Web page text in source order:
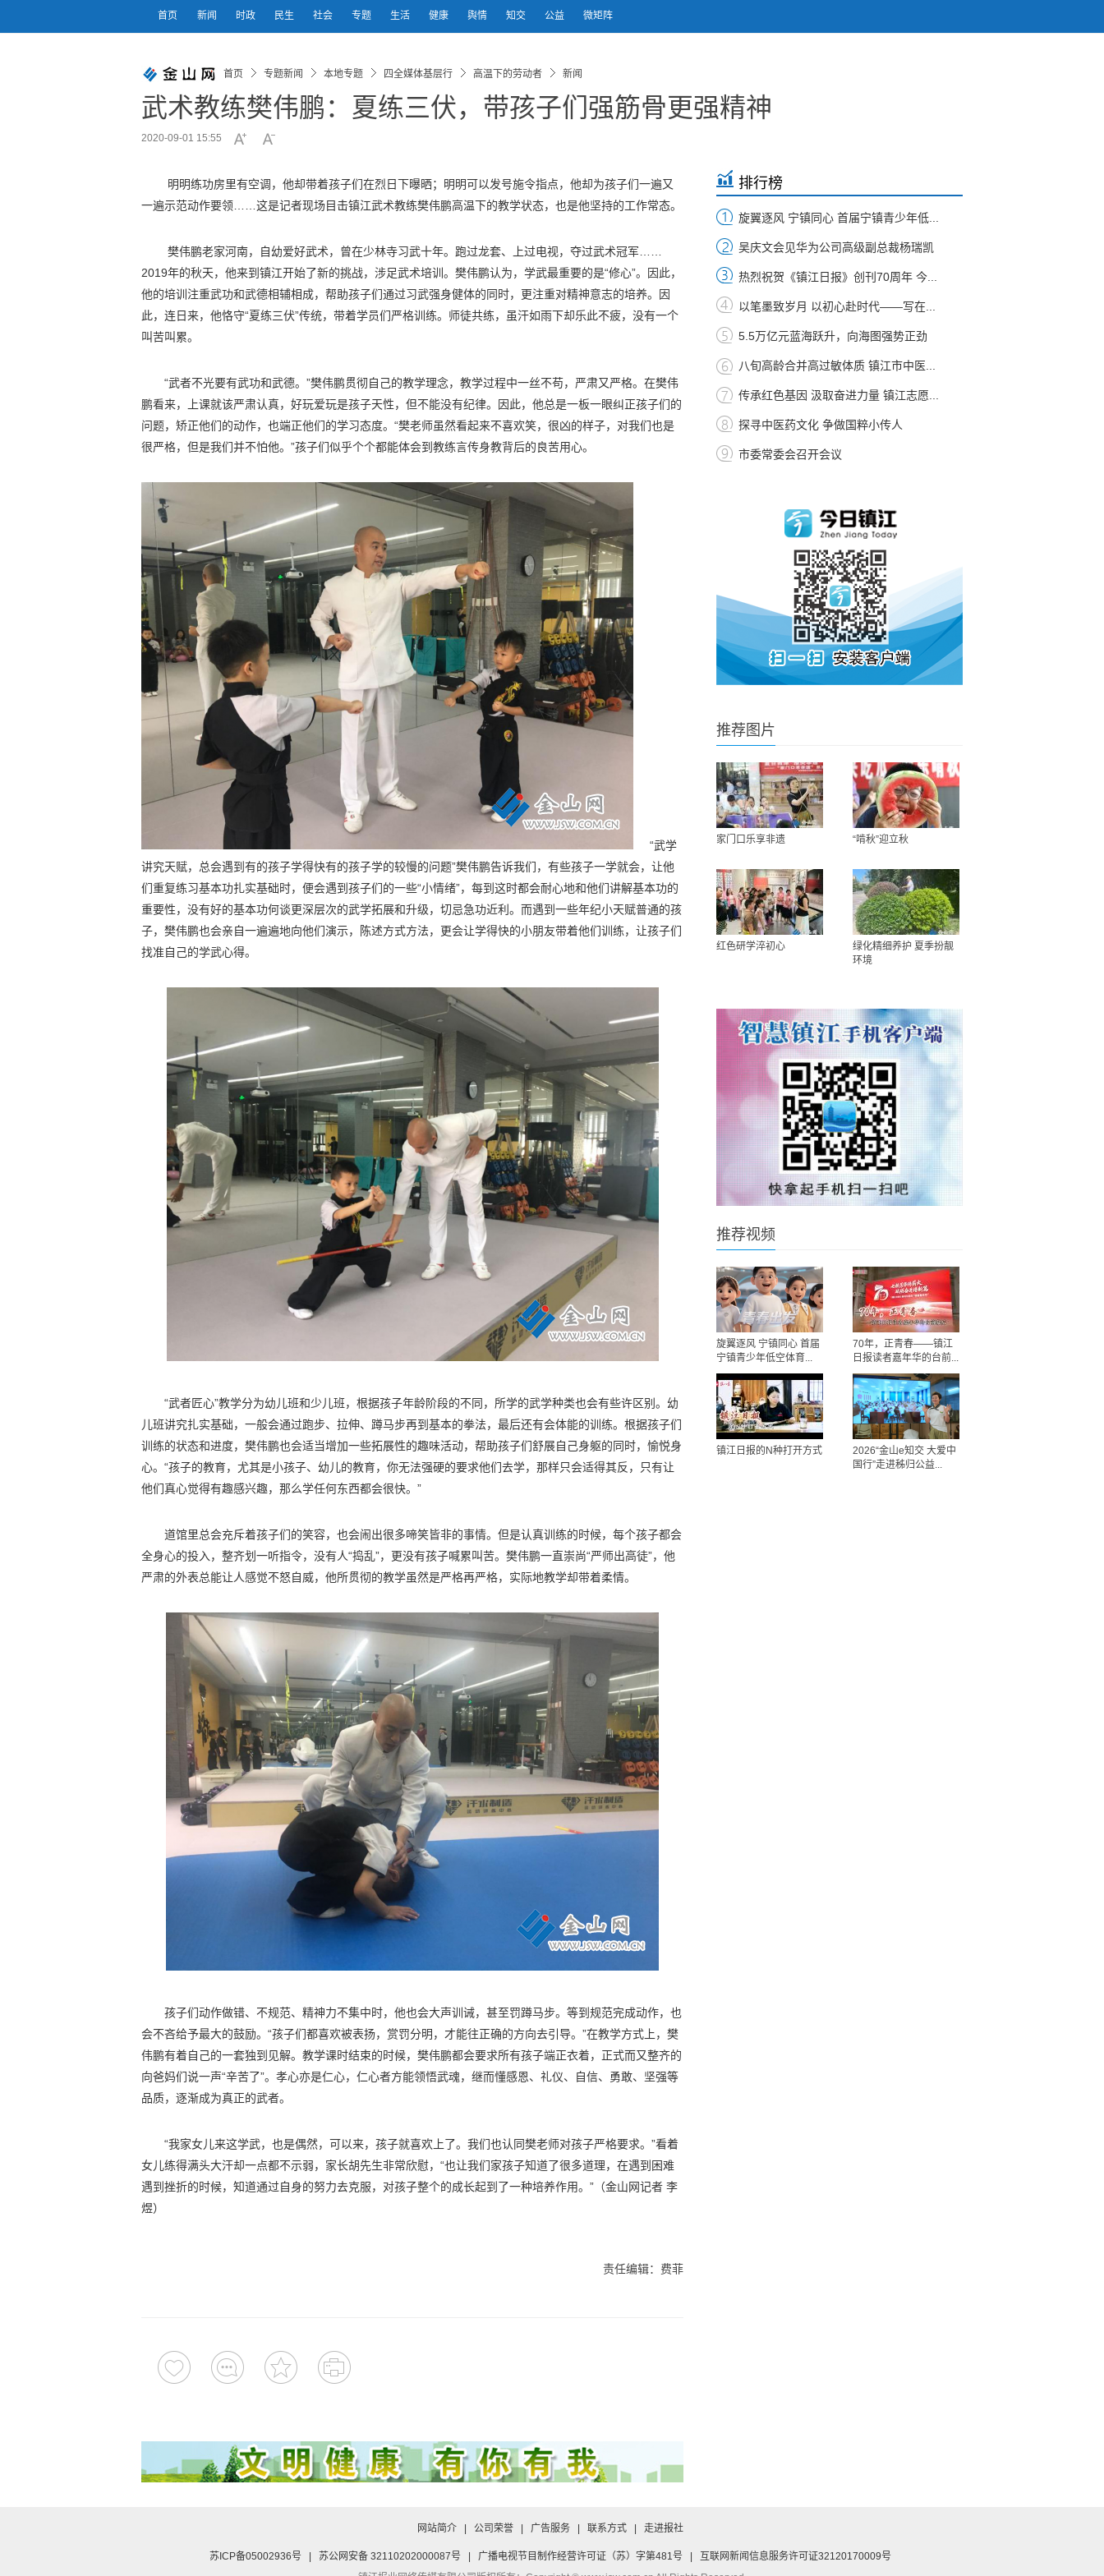
首页 新闻 时政 民生 社会 专题 生活 健康 舆情 知交 公益 微矩阵
首页 专题新闻 本地专题 四全媒体基层行 高温下的劳动者 新闻
武术教练樊伟鹏：夏练三伏，带孩子们强筋骨更强精神
2020-09-01 15:55
明明练功房里有空调，他却带着孩子们在烈日下曝晒；明明可以发号施令指点，他却为孩子们一遍又
一遍示范动作要领……这是记者现场目击镇江武术教练樊伟鹏高温下的教学状态，也是他坚持的工作常态。
樊伟鹏老家河南，自幼爱好武术，曾在少林寺习武十年。跑过龙套、上过电视，夺过武术冠军……
2019年的秋天，他来到镇江开始了新的挑战，涉足武术培训。樊伟鹏认为，学武最重要的是“修心”。因此，
他的培训注重武功和武德相辅相成，帮助孩子们通过习武强身健体的同时，更注重对精神意志的培养。因
此， 连日来，他恪守“夏练三伏”传统，带着学员们严格训练。师徒共练，虽汗如雨下却乐此不疲，没有一个
叫苦叫累。
“武者不光要有武功和武德。”樊伟鹏贯彻自己的教学理念，教学过程中一丝不苟，严肃又严格。 在樊伟
鹏看来，上课就该严肃认真，好玩爱玩是孩子天性，但不能没有纪律。因此，他总是一板一眼纠正孩子们的
问题，矫正他们的动作，也端正他们的学习态度。 “樊老师虽然看起来不喜欢笑，很凶的样子，对我们也是
很严格，但是我们并不怕他。”孩子们似乎个个都能体会到教练言传身教背后的良苦用心。
“武学
讲究天赋，总会遇到有的孩子学得快有的孩子学的较慢的问题”樊伟鹏告诉我们，有些孩子一学就会，让他
们重复练习基本功扎实基础时，便会遇到孩子们的一些“小情绪”，每到这时都会耐心地和他们讲解基本功的
重要性，没有好的基本功何谈更深层次的武学拓展和升级，切忌急功近利。而遇到一些年纪小天赋普通的孩
子，樊伟鹏也会亲自一遍遍地向他们演示，陈述方式方法，更会让学得快的小朋友带着他们训练，让孩子们
找准自己的学武心得。
“武者匠心”教学分为幼儿班和少儿班，根据孩子年龄阶段的不同，所学的武学种类也会有些许区别。幼
儿班讲究扎实基础，一般会通过跑步、拉伸、蹲马步再到基本的拳法，最后还有会体能的训练。根据孩子们
训练的状态和进度，樊伟鹏也会适当增加一些拓展性的趣味活动，帮助孩子们舒展自己身躯的同时，愉悦身
心。“孩子的教育，尤其是小孩子、幼儿的教育，你无法强硬的要求他们去学，那样只会适得其反，只有让
他们真心觉得有趣感兴趣，那么学任何东西都会很快。”
道馆里总会充斥着孩子们的笑容，也会闹出很多啼笑皆非的事情。但是认真训练的时候，每个孩子都会
全身心的投入，整齐划一听指令，没有人“捣乱”，更没有孩子喊累叫苦。樊伟鹏一直崇尚“严师出高徒”，他
严肃的外表总能让人感觉不怒自威，他所贯彻的教学虽然是严格再严格，实际地教学却带着柔情。
孩子们动作做错、不规范、精神力不集中时，他也会大声训诫，甚至罚蹲马步。等到规范完成动作，也
会不吝给予最大的鼓励。“孩子们都喜欢被表扬，赏罚分明，才能往正确的方向去引导。”在教学方式上，樊
伟鹏有着自己的一套独到见解。 教学课时结束的时候，樊伟鹏都会要求所有孩子端正衣着，正式而又整齐的
向爸妈们说一声“辛苦了”。孝心亦是仁心，仁心者方能领悟武魂，继而懂感恩、礼仪、自信、勇敢、坚强等
品质，逐渐成为真正的武者。
“我家女儿来这学武，也是偶然，可以来，孩子就喜欢上了。我们也认同樊老师对孩子严格要求。”看着
女儿练得满头大汗却一点都不示弱，家长胡先生非常欣慰，“也让我们家孩子知道了很多道理，在遇到困难
遇到挫折的时候，知道通过自身的努力去克服，对孩子整个的成长起到了一种培养作用。” （金山网记者 李
煜）
责任编辑：费菲
排行榜
旋翼逐风 宁镇同心 首届宁镇青少年低...
吴庆文会见华为公司高级副总裁杨瑞凯
热烈祝贺《镇江日报》创刊70周年 今...
以笔墨致岁月 以初心赴时代——写在...
5.5万亿元蓝海跃升，向海图强势正劲
八旬高龄合并高过敏体质 镇江市中医...
传承红色基因 汲取奋进力量 镇江志愿...
探寻中医药文化 争做国粹小传人
市委常委会召开会议
推荐图片
家门口乐享非遗 “啃秋”迎立秋
红色研学淬初心
绿化精细养护 夏季扮靓
环境
推荐视频
旋翼逐风 宁镇同心 首届
宁镇青少年低空体育...
70年，正青春——镇江
日报读者嘉年华的台前...
镇江日报的N种打开方式
2026“金山e知交 大爱中
国行”走进秭归公益...
网站简介 公司荣誉 广告服务 联系方式 走进报社
苏ICP备05002936号 苏公网安备 32110202000087号 广播电视节目制作经营许可证（苏）字第481号
互联网新闻信息服务许可证32120170009号